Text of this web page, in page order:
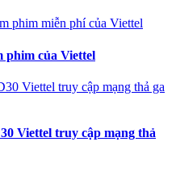
phim của Viettel
Viettel truy cập mạng thả